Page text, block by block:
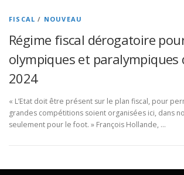
FISCAL / NOUVEAU
Régime fiscal dérogatoire
olympiques et paralympiques
2024
« L’Etat doit être présent sur le plan fiscal, pour
grandes compétitions soient organisées ici, dans
seulement pour le foot. » François Hollande, …